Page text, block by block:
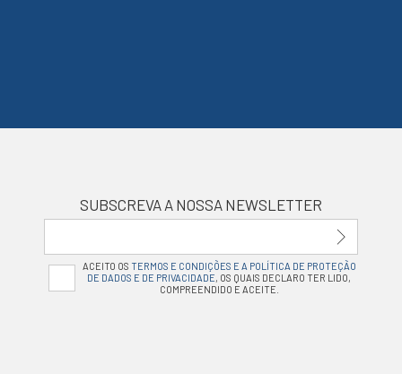
SUBSCREVA A NOSSA NEWSLETTER
ACEITO OS TERMOS E CONDIÇÕES E A POLÍTICA DE PROTEÇÃO
DE DADOS E DE PRIVACIDADE, OS QUAIS DECLARO TER LIDO,
COMPREENDIDO E ACEITE.